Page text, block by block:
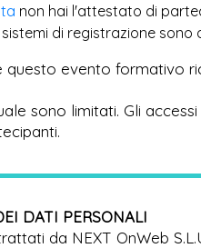
non hai l'attestato di
di registrazione sono
questo evento formativo
sono limitati. Gli
DATI PERSONALI
da NEXT OnWeb